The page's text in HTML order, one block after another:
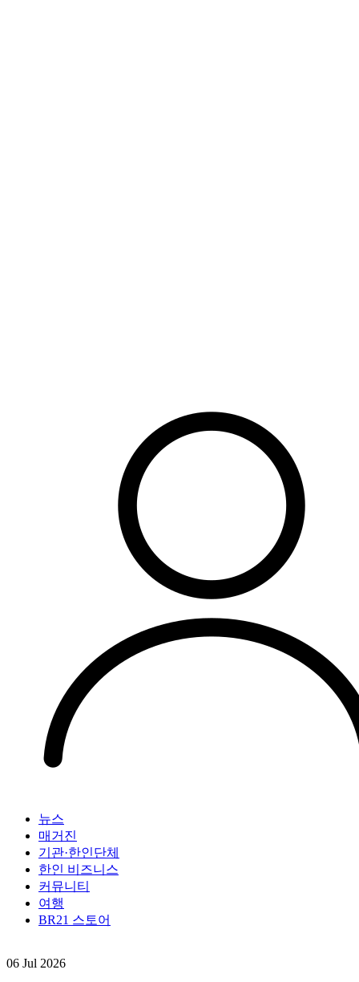
뉴스
매거진
기관·한인단체
한인 비즈니스
커뮤니티
여행
BR21 스토어
06 Jul 2026